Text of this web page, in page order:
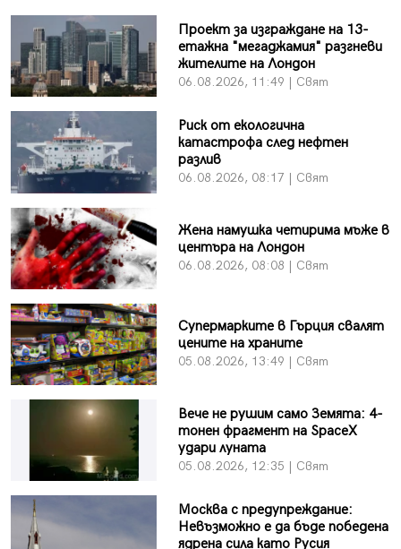
Проект за изграждане на 13-
етажна "мегаджамия" разгневи
жителите на Лондон
06.08.2026, 11:49 | Свят
Риск от екологична
катастрофа след нефтен
разлив
06.08.2026, 08:17 | Свят
Жена намушка четирима мъже в
центъра на Лондон
06.08.2026, 08:08 | Свят
Супермарките в Гърция свалят
цените на храните
05.08.2026, 13:49 | Свят
Вече не рушим само Земята: 4-
тонен фрагмент на SpaceX
удари луната
05.08.2026, 12:35 | Свят
Москва с предупреждание:
Невъзможно е да бъде победена
ядрена сила като Русия